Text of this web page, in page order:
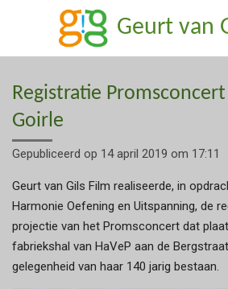
naar
hoofdinhoud
Geurt van
Registratie
Goirle
Gepubliceerd op 14 april 2019 om 17:11
Geurt van Gils Film realiseerde, in
Harmonie Oefening en Uitspanning, de
projectie van het Promsconcert dat
fabriekshal van HaVeP aan de
gelegenheid van haar 140 jarig bestaan.